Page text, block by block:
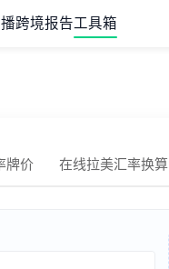
跨境报告工具箱
牌价 在线拉美汇率换算